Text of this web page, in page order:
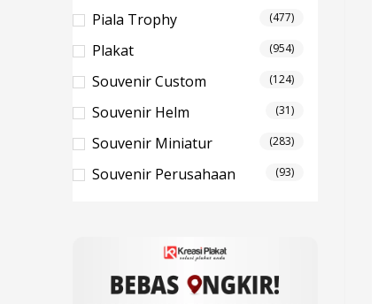
Piala Trophy (477)
Plakat (954)
Souvenir Custom (124)
Souvenir Helm (31)
Souvenir Miniatur (283)
Souvenir Perusahaan (93)